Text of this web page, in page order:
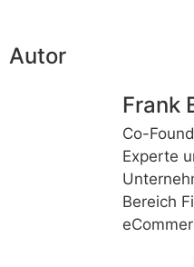
Autor
Frank
Co-
Experte
Bereich